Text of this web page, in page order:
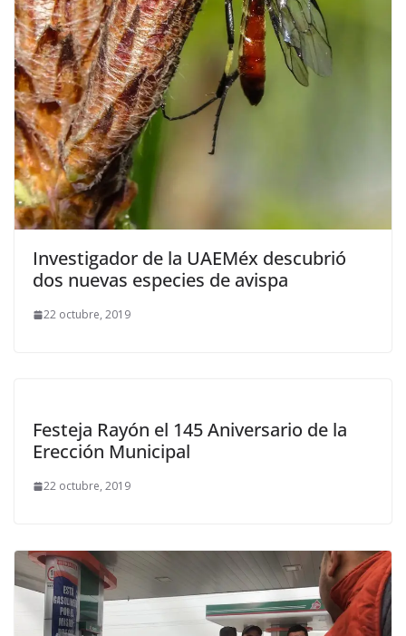
Investigador de la UAEMéx descubrió
dos nuevas especies de avispa
22 octubre, 2019
Festeja Rayón el 145 Aniversario de la
Erección Municipal
22 octubre, 2019